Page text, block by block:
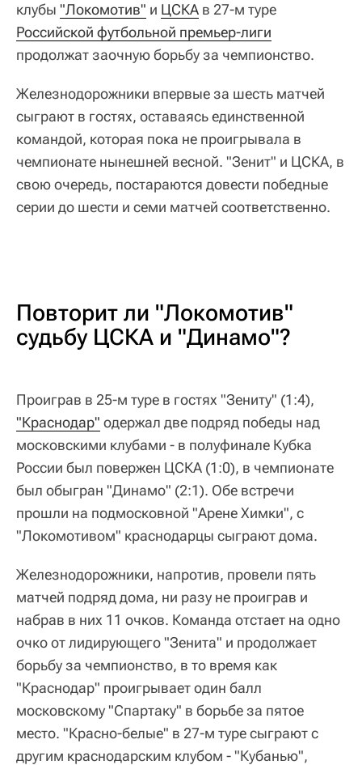
клубы "Локомотив" и ЦСКА в 27-м туре
Российской футбольной премьер-лиги
продолжат заочную борьбу за чемпионство.
Железнодорожники впервые за шесть матчей
сыграют в гостях, оставаясь единственной
командой, которая пока не проигрывала в
чемпионате нынешней весной. "Зенит" и ЦСКА, в
свою очередь, постараются довести победные
серии до шести и семи матчей соответственно.
Повторит ли "Локомотив"
судьбу ЦСКА и "Динамо"?
Проиграв в 25-м туре в гостях "Зениту" (1:4),
"Краснодар" одержал две подряд победы над
московскими клубами - в полуфинале Кубка
России был повержен ЦСКА (1:0), в чемпионате
был обыгран "Динамо" (2:1). Обе встречи
прошли на подмосковной "Арене Химки", с
"Локомотивом" краснодарцы сыграют дома.
Железнодорожники, напротив, провели пять
матчей подряд дома, ни разу не проиграв и
набрав в них 11 очков. Команда отстает на одно
очко от лидирующего "Зенита" и продолжает
борьбу за чемпионство, в то время как
"Краснодар" проигрывает один балл
московскому "Спартаку" в борьбе за пятое
место. "Красно-белые" в 27-м туре сыграют с
другим краснодарским клубом - "Кубанью",